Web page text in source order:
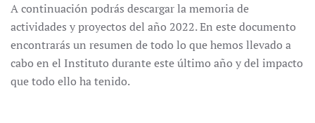
A continuación podrás descargar la memoria de
actividades y proyectos del año 2022. En este documento
encontrarás un resumen de todo lo que hemos llevado a
cabo en el Instituto durante este último año y del impacto
que todo ello ha tenido.